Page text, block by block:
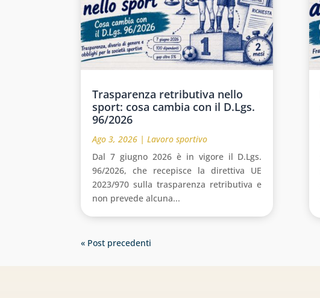
Trasparenza retributiva nello
sport: cosa cambia con il D.Lgs.
96/2026
Ago 3, 2026 |Lavoro sportivo
Dal 7 giugno 2026 è in vigore il D.Lgs.
96/2026, che recepisce la direttiva UE
2023/970 sulla trasparenza retributiva e
non prevede alcuna...
« Post precedenti